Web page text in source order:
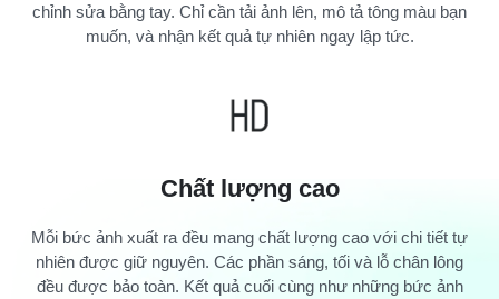
chỉnh sửa bằng tay. Chỉ cần tải ảnh lên, mô tả tông màu bạn
muốn, và nhận kết quả tự nhiên ngay lập tức.
Chất lượng cao
Mỗi bức ảnh xuất ra đều mang chất lượng cao với chi tiết tự
nhiên được giữ nguyên. Các phần sáng, tối và lỗ chân lông
đều được bảo toàn. Kết quả cuối cùng như những bức ảnh